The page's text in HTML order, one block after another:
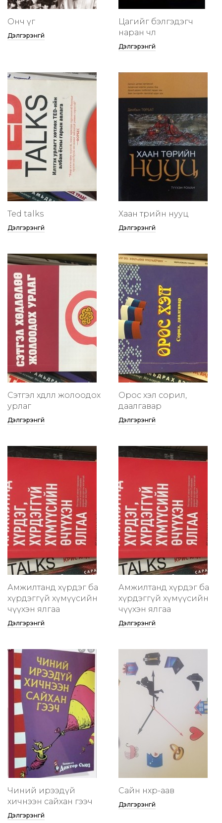
Онч үг
Дэлгэрэнгүй
Цагийг бэлгэдэгч
наран чөлөө
Дэлгэрэнгүй
Ted talks
Дэлгэрэнгүй
Хаан төрийн нууц
Дэлгэрэнгүй
Сэтгэл хөдлөлөө жолоодох
урлаг
Дэлгэрэнгүй
Орос хэл сорил,
даалгавар
Дэлгэрэнгүй
Амжилтанд хүрдэг ба
хүрдэггүй хүмүүсийн
өчүүхэн ялгаа
Дэлгэрэнгүй
Амжилтанд хүрдэг ба
хүрдэггүй хүмүүсийн
өчүүхэн ялгаа
Дэлгэрэнгүй
Чиний ирээдүй
хичнээн сайхан гээч
Дэлгэрэнгүй
Сайн нөхөр-аав
Дэлгэрэнгүй